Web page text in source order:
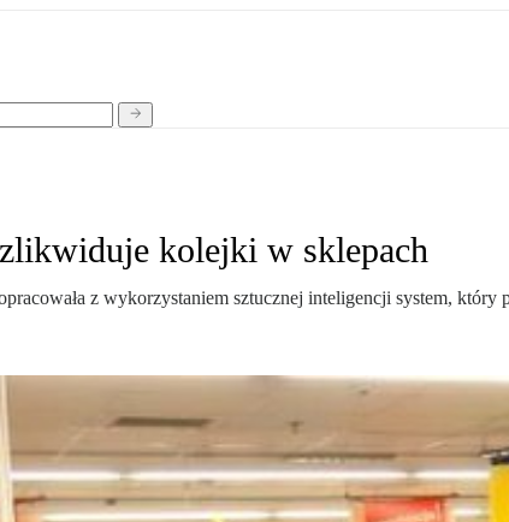
kolejki w sklepach
z wykorzystaniem sztucznej inteligencji system, który